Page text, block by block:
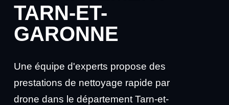
TARN-ET-
GARONNE
Une équipe d'experts propose des
prestations de nettoyage rapide par
drone dans le département Tarn-et-